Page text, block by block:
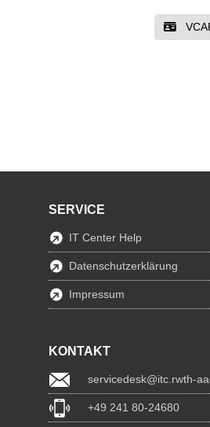
SERVICE
IT Center Help
Datenschutzerklärung
Impressum
KONTAKT
servicedesk@itc.rwth-
+49 241 80-24680